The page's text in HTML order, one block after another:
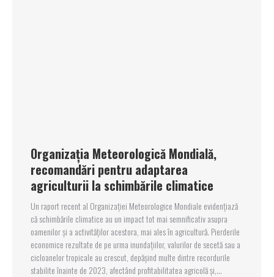
Organizația Meteorologică Mondială,
recomandări pentru adaptarea
agriculturii la schimbările climatice
Un raport recent al Organizației Meteorologice Mondiale evidențiază
că schimbările climatice au un impact tot mai semnificativ asupra
oamenilor și a activităților acestora, mai ales în agricultură. Pierderile
economice rezultate de pe urma inundațiilor, valurilor de secetă sau a
cicloanelor tropicale au crescut, depășind multe dintre recordurile
stabilite înainte de 2023, afectând profitabilitatea agricolă și,…